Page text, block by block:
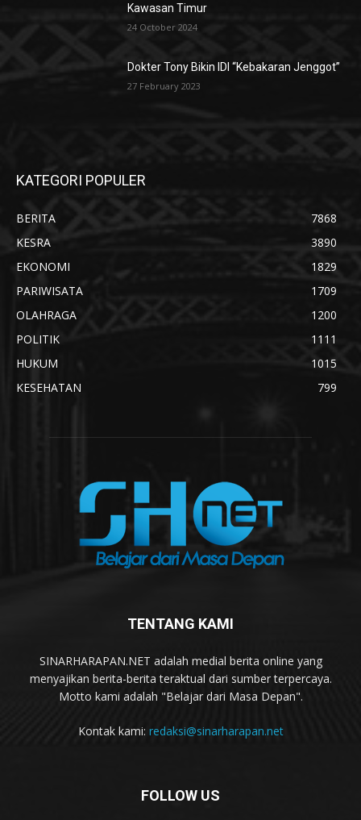
Kawasan Timur
24 October 2024
Dokter Tony Bikin IDI “Kebakaran Jenggot”
27 February 2023
KATEGORI POPULER
BERITA
7868
KESRA
3890
EKONOMI
1829
PARIWISATA
1709
OLAHRAGA
1200
POLITIK
1111
HUKUM
1015
KESEHATAN
799
TENTANG KAMI
SINARHARAPAN.NET adalah medial berita online yang
menyajikan berita-berita teraktual dari sumber terpercaya.
Motto kami adalah "Belajar dari Masa Depan".
Kontak kami: redaksi@sinarharapan.net
FOLLOW US